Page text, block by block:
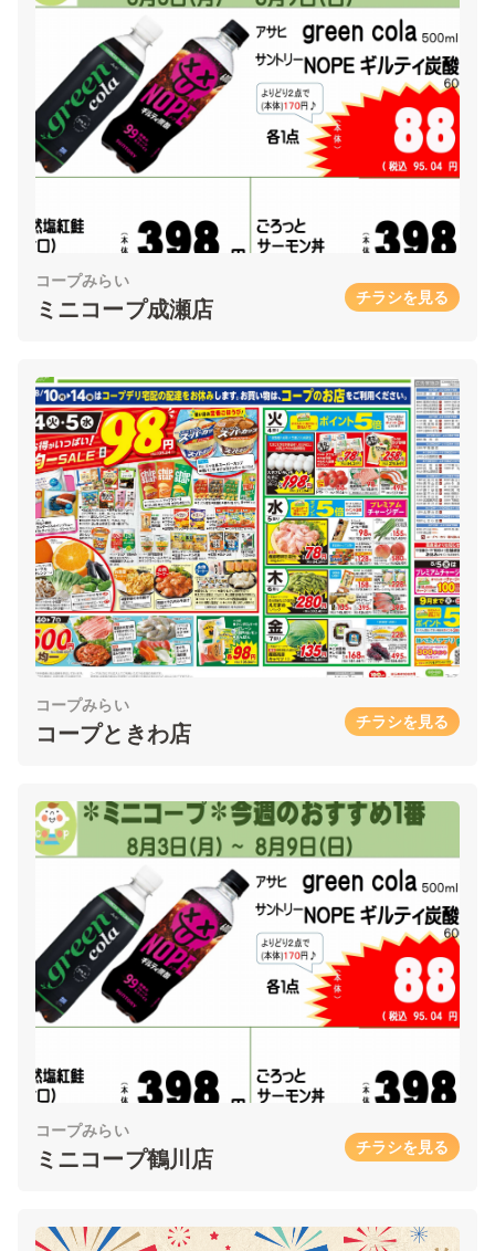
コープみらい
ミニコープ成瀬店 チラシを見る
コープみらい
コープときわ店 チラシを見る
コープみらい
ミニコープ鶴川店 チラシを見る